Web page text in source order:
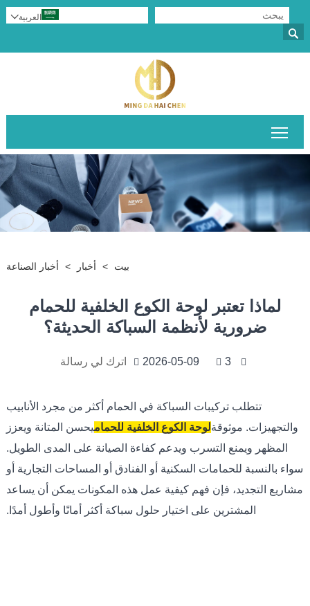

العربية
بيت > أخبار > أخبار الصناعة
لماذا تعتبر لوحة الكوع الخلفية للحمام
ضرورية لأنظمة السباكة الحديثة؟
2026-05-09 3 اترك لي رسالة
تتطلب تركيبات السباكة في الحمام أكثر من مجرد الأنابيب
والتجهيزات. موثوقةلوحة الكوع الخلفية للحماميحسن المتانة ويعزز
المظهر ويمنع التسرب ويدعم كفاءة الصيانة على المدى الطويل.
سواء بالنسبة للحمامات السكنية أو الفنادق أو المساحات التجارية أو
مشاريع التجديد، فإن فهم كيفية عمل هذه المكونات يمكن أن يساعد
المشترين على اختيار حلول سباكة أكثر أمانًا وأطول أمدًا.